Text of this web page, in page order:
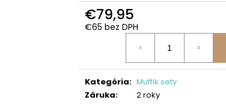
€79,95
€65 bez DPH
Jednotková
Kategória: Muffik sety
Záruka: 2 roky